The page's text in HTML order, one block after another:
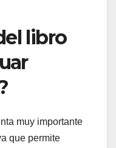
libro
muy importante
que permite